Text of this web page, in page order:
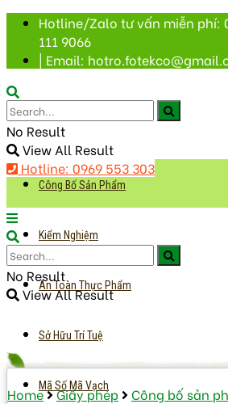
Hotline/Zalo tư vấn miễn phí:
111 9066
| Email:
No Result
View All Result
Hotline: 0969 553 303
Công Bố Sản Phẩm
Kiểm Nghiệm
An Toàn Thực Phẩm
Sở Hữu Trí Tuệ
Mã Số Mã Vạch
No Result
View All Result
Home Giấy phép Công bố sản